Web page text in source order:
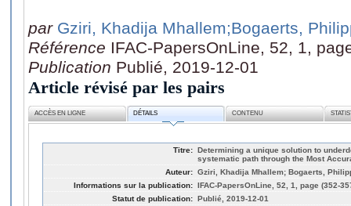
par Gziri, Khadija Mhallem;Bogaerts,
Référence IFAC-PapersOnLine, 52, 1,
Publication Publié, 2019-12-01
Article révisé par les pairs
ACCÈS EN LIGNE DÉTAILS CONTENU
Titre: Determining a unique solution to
systematic path through the Most
Auteur: Gziri, Khadija Mhallem; Bogaerts,
Informations sur la publication: IFAC-PapersOnLine, 52, 1, page (352-
Statut de publication: Publié, 2019-12-01